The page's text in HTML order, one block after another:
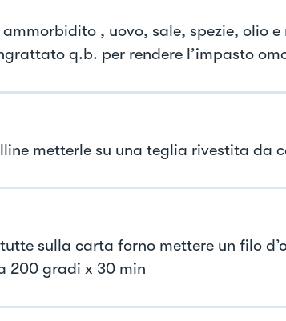
, uovo, sale, spezie, olio e
q.b. per rendere l’impasto
metterle su una teglia rivestita da
sulla carta forno mettere un filo
200 gradi x 30 min